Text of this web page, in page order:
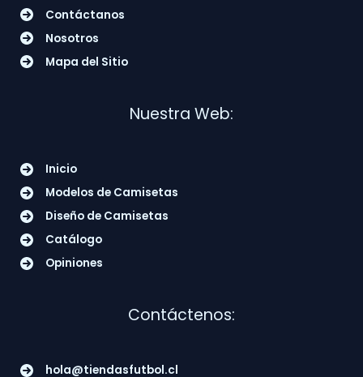
Contáctanos
Nosotros
Mapa del Sitio
Nuestra Web:
Inicio
Modelos de Camisetas
Diseño de Camisetas
Catálogo
Opiniones
Contáctenos:
hola@tiendasfutbol.cl